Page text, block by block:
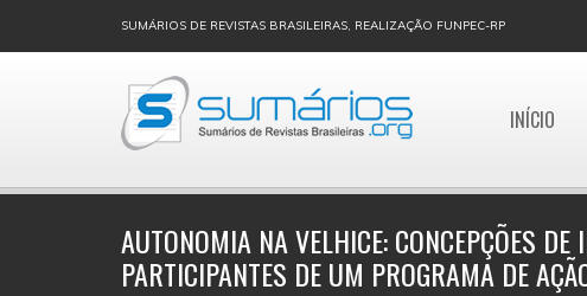
SUMÁRIOS DE REVISTAS BRASILEIRAS, REALIZAÇÃO FUNPEC-RP
INÍCIO
AUTONOMIA NA VELHICE: CONCEPÇÕES DE
PARTICIPANTES DE UM PROGRAMA DE